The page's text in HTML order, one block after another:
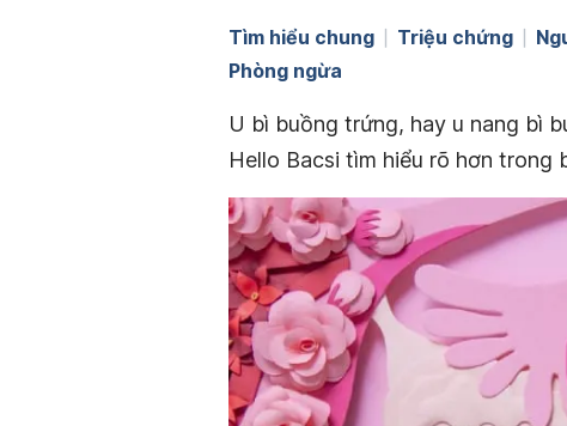
Tìm hiểu chung Triệu chứng
Phòng ngừa
U bì buồng trứng, hay u nang bì
Hello Bacsi tìm hiểu rõ hơn trong